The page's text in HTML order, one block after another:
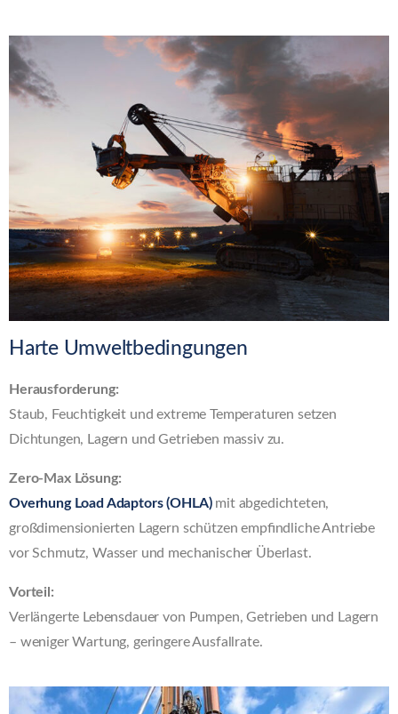
Harte Umweltbedingungen
Herausforderung:
Staub, Feuchtigkeit und extreme Temperaturen setzen
Dichtungen, Lagern und Getrieben massiv zu.
Zero-Max Lösung:
Overhung Load Adaptors (OHLA)mit abgedichteten,
großdimensionierten Lagern schützen empfindliche Antriebe
vor Schmutz, Wasser und mechanischer Überlast.
Vorteil:
Verlängerte Lebensdauer von Pumpen, Getrieben und Lagern
– weniger Wartung, geringere Ausfallrate.